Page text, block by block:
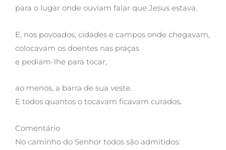
para o lugar onde ouviam falar que Jesus estava.
E, nos povoados, cidades e campos onde chegavam,
colocavam os doentes nas praças
e pediam-lhe para tocar,
ao menos, a barra de sua veste.
E todos quantos o tocavam ficavam curados.
Comentário
No caminho do Senhor todos são admitidos: